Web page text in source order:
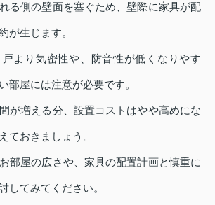
る側の壁面を塞ぐため、壁際に家具が配
が生じます。
より気密性や、防音性が低くなりやす
部屋には注意が必要です。
が増える分、設置コストはやや高めにな
ておきましょう。
部屋の広さや、家具の配置計画と慎重に
してみてください。